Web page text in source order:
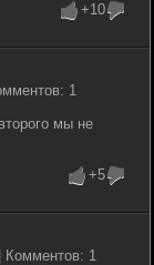
+10
1
мы не
+5
Комментов: 1